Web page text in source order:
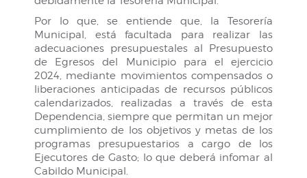
Por lo que, se entiende que, la Tesorería
Municipal, está facultada para realizar las
adecuaciones presupuestales al Presupuesto
de Egresos del Municipio para el ejercicio
2024, mediante movimientos compensados o
liberaciones anticipadas de recursos públicos
calendarizados, realizadas a través de esta
Dependencia, siempre que permitan un mejor
cumplimiento de los objetivos y metas de los
programas presupuestarios a cargo de los
Ejecutores de Gasto; lo que deberá infomar al
Cabildo Municipal.